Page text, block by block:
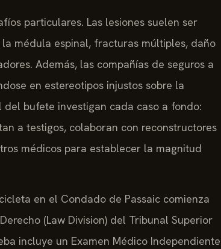
particulares. Las lesiones suelen ser
médula espinal, fracturas múltiples, daño
Además, las compañías de seguros a
en estereotipos injustos sobre la
del bufete investigan cada caso a fondo:
a testigos, colaboran con reconstructores
médicos para establecer la magnitud
en el Condado de Passaic comienza
(Law Division) del Tribunal Superior
incluye un Examen Médico Independiente